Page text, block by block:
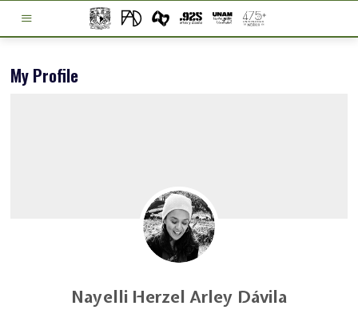
My Profile
Nayelli Herzel Arley Dávila